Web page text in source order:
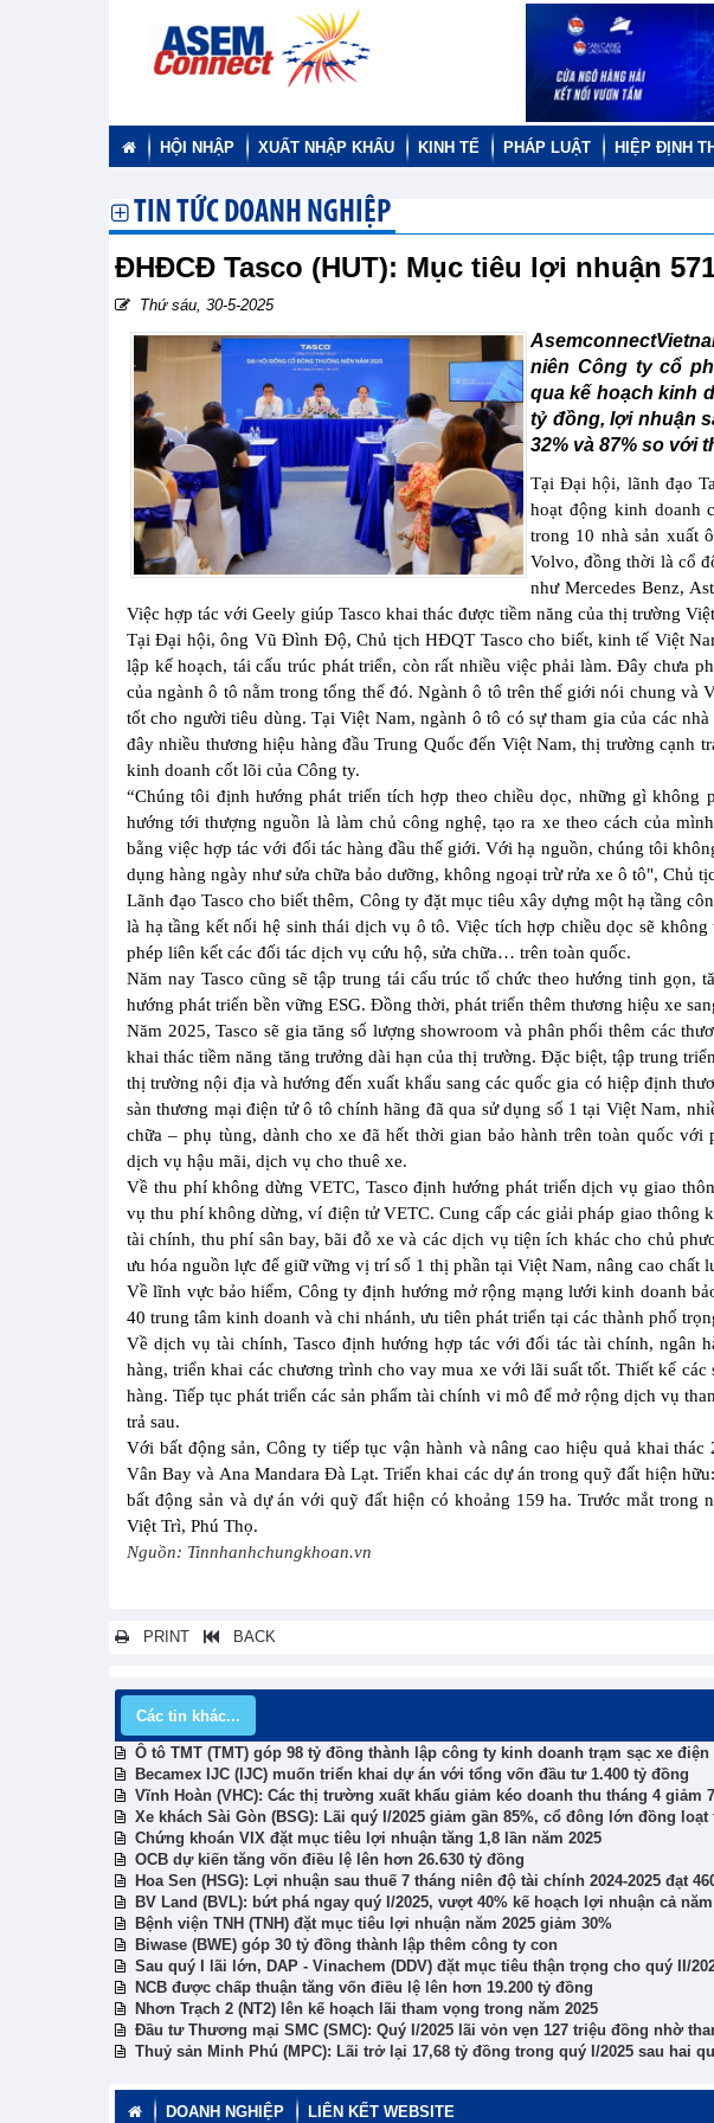
HỘI NHẬP XUẤT NHẬP KHẨU KINH TẾ PHÁP LUẬT HIỆP ĐỊNH
TIN TỨC DOANH NGHIỆP
ĐHĐCĐ Tasco (HUT): Mục tiêu lợi nhuận
Thứ sáu, 30-5-2025
niên Công ty cổ
qua kế hoạch kinh
tỷ đồng, lợi nhuận
32% và 87% so với
Tại Đại hội, lãnh đạo
hoạt động kinh doanh
trong 10 nhà sản xuất
Volvo, đồng thời là cổ
như Mercedes Benz,
Việc hợp tác với Geely giúp Tasco khai thác được tiềm năng của thị trường
Tại Đại hội, ông Vũ Đình Độ, Chủ tịch HĐQT Tasco cho biết, kinh tế Việt
lập kế hoạch, tái cấu trúc phát triển, còn rất nhiều việc phải làm. Đây chưa
của ngành ô tô nằm trong tổng thể đó. Ngành ô tô trên thế giới nói chung và
tốt cho người tiêu dùng. Tại Việt Nam, ngành ô tô có sự tham gia của các
đây nhiều thương hiệu hàng đầu Trung Quốc đến Việt Nam, thị trường cạnh
kinh doanh cốt lõi của Công ty.
“Chúng tôi định hướng phát triển tích hợp theo chiều dọc, những gì không
hướng tới thượng nguồn là làm chủ công nghệ, tạo ra xe theo cách của
bằng việc hợp tác với đối tác hàng đầu thế giới. Với hạ nguồn, chúng tôi
dụng hàng ngày như sửa chữa bảo dưỡng, không ngoại trừ rửa xe ô tô", Chủ
Lãnh đạo Tasco cho biết thêm, Công ty đặt mục tiêu xây dựng một hạ tầng
là hạ tầng kết nối hệ sinh thái dịch vụ ô tô. Việc tích hợp chiều dọc sẽ
phép liên kết các đối tác dịch vụ cứu hộ, sửa chữa… trên toàn quốc.
Năm nay Tasco cũng sẽ tập trung tái cấu trúc tổ chức theo hướng tinh gọn,
hướng phát triển bền vững ESG. Đồng thời, phát triển thêm thương hiệu xe
Năm 2025, Tasco sẽ gia tăng số lượng showroom và phân phối thêm các
khai thác tiềm năng tăng trưởng dài hạn của thị trường. Đặc biệt, tập trung
thị trường nội địa và hướng đến xuất khẩu sang các quốc gia có hiệp định
sàn thương mại điện tử ô tô chính hãng đã qua sử dụng số 1 tại Việt Nam,
chữa – phụ tùng, dành cho xe đã hết thời gian bảo hành trên toàn quốc
dịch vụ hậu mãi, dịch vụ cho thuê xe.
Về thu phí không dừng VETC, Tasco định hướng phát triển dịch vụ giao
vụ thu phí không dừng, ví điện tử VETC. Cung cấp các giải pháp giao thông
tài chính, thu phí sân bay, bãi đỗ xe và các dịch vụ tiện ích khác cho chủ
ưu hóa nguồn lực để giữ vững vị trí số 1 thị phần tại Việt Nam, nâng cao chất
Về lĩnh vực bảo hiểm, Công ty định hướng mở rộng mạng lưới kinh doanh
40 trung tâm kinh doanh và chi nhánh, ưu tiên phát triển tại các thành phố
Về dịch vụ tài chính, Tasco định hướng hợp tác với đối tác tài chính, ngân
hàng, triển khai các chương trình cho vay mua xe với lãi suất tốt. Thiết kế
hàng. Tiếp tục phát triển các sản phẩm tài chính vi mô để mở rộng dịch vụ
trả sau.
Với bất động sản, Công ty tiếp tục vận hành và nâng cao hiệu quả khai
Vân Bay và Ana Mandara Đà Lạt. Triển khai các dự án trong quỹ đất hiện
bất động sản và dự án với quỹ đất hiện có khoảng 159 ha. Trước mắt trong
Việt Trì, Phú Thọ.
Nguồn: Tinnhanhchungkhoan.vn
PRINT BACK
Các tin khác...
Ô tô TMT (TMT) góp 98 tỷ đồng thành lập công ty kinh doanh trạm sạc xe điện
Becamex IJC (IJC) muốn triển khai dự án với tổng vốn đầu tư 1.400 tỷ đồng
Vĩnh Hoàn (VHC): Các thị trường xuất khẩu giảm kéo doanh thu tháng 4 giảm
Xe khách Sài Gòn (BSG): Lãi quý I/2025 giảm gần 85%, cổ đông lớn đồng loạt
Chứng khoán VIX đặt mục tiêu lợi nhuận tăng 1,8 lần năm 2025
OCB dự kiến tăng vốn điều lệ lên hơn 26.630 tỷ đồng
Hoa Sen (HSG): Lợi nhuận sau thuế 7 tháng niên độ tài chính 2024-2025 đạt
BV Land (BVL): bứt phá ngay quý I/2025, vượt 40% kế hoạch lợi nhuận cả năm
Bệnh viện TNH (TNH) đặt mục tiêu lợi nhuận năm 2025 giảm 30%
Biwase (BWE) góp 30 tỷ đồng thành lập thêm công ty con
Sau quý I lãi lớn, DAP - Vinachem (DDV) đặt mục tiêu thận trọng cho quý II/
NCB được chấp thuận tăng vốn điều lệ lên hơn 19.200 tỷ đồng
Nhơn Trạch 2 (NT2) lên kế hoạch lãi tham vọng trong năm 2025
Đầu tư Thương mại SMC (SMC): Quý I/2025 lãi vỏn vẹn 127 triệu đồng nhờ
Thuỷ sản Minh Phú (MPC): Lãi trở lại 17,68 tỷ đồng trong quý I/2025 sau hai
DOANH NGHIỆP LIÊN KẾT WEBSITE